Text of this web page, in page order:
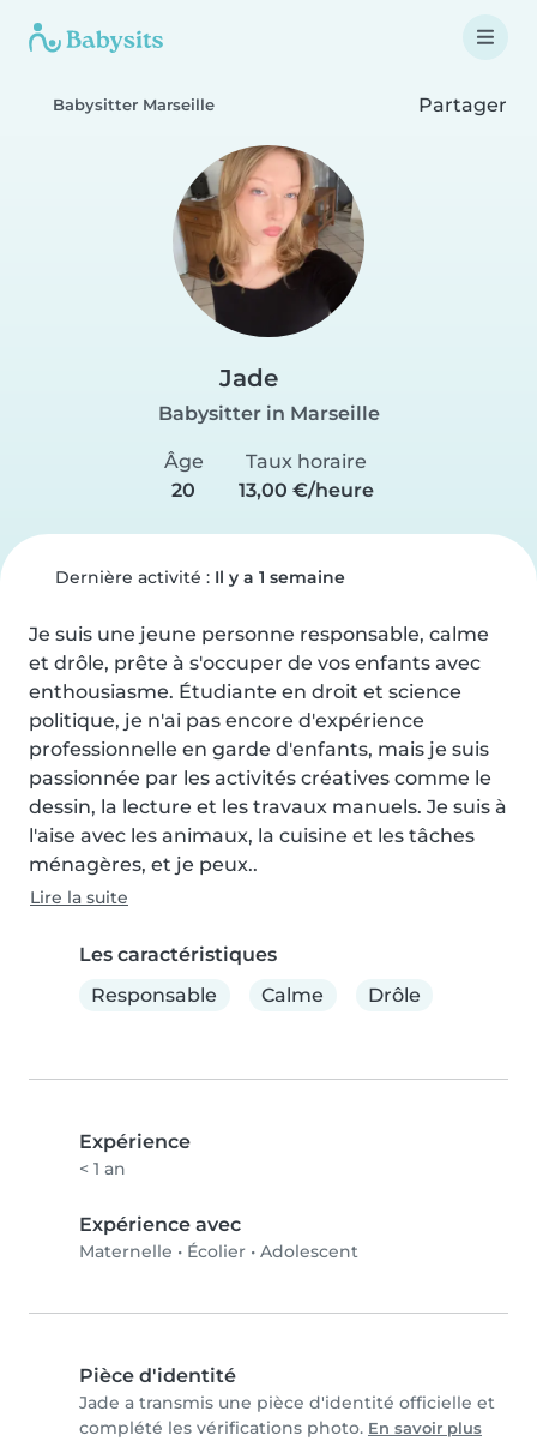
Babysitter Marseille Partager
Jade
Babysitter in Marseille
Âge
20
Taux horaire
13,00 €/heure
Dernière activité : Il y a 1 semaine
Je suis une jeune personne responsable, calme
et drôle, prête à s'occuper de vos enfants avec
enthousiasme. Étudiante en droit et science
politique, je n'ai pas encore d'expérience
professionnelle en garde d'enfants, mais je suis
passionnée par les activités créatives comme le
dessin, la lecture et les travaux manuels. Je suis à
l'aise avec les animaux, la cuisine et les tâches
ménagères, et je peux..
Lire la suite
Les caractéristiques
Responsable
Calme Drôle
Expérience
< 1 an
Expérience avec
Maternelle • Écolier • Adolescent
Pièce d'identité
Jade a transmis une pièce d'identité officielle et
complété les vérifications photo. En savoir plus